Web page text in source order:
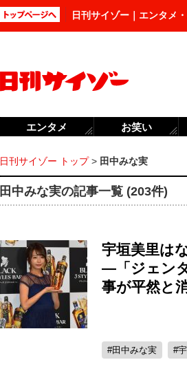
日刊サイゾー｜エンタメ
日刊サイゾー トップ> 田中みな実
田中みな実の記事一覧 (203件)
宇垣美里は
―「ジェン
事が平然と
田中みな実
エンタメ お笑い